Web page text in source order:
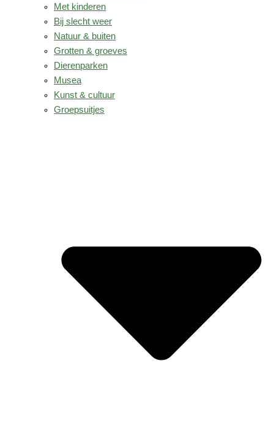
Met kinderen
Bij slecht weer
Natuur & buiten
Grotten & groeves
Dierenparken
Musea
Kunst & cultuur
Groepsuitjes